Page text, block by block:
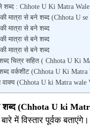
शब्द : Chhote U Ki Matra
की मात्रा से बने शब्द (Chhota U
मात्रा से बने शब्द
मात्रा से बने शब्द
मात्रा से बने शब्द
शब्द चित्र सहित ( Chhota U Ki
शब्द वर्कशीट (Chhota U Ki
वाक्य (Chhota U ki Matra wale
शब्द (Chhota U ki
में विस्तार पूर्वक